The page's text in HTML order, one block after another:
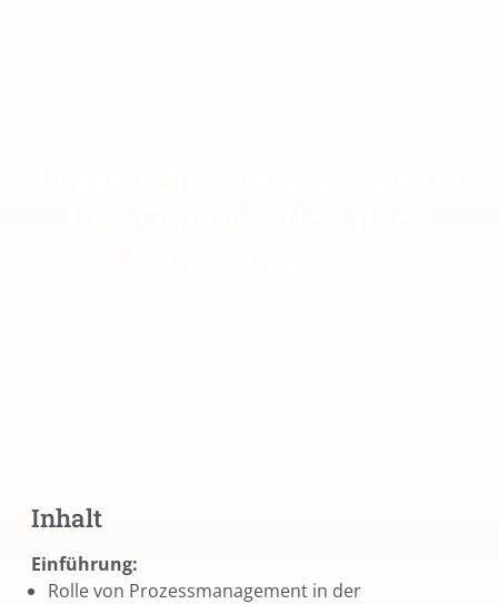
Inhalt
Einführung:
Rolle von Prozessmanagement in der